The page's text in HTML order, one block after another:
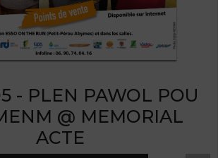
- PLEN PAWOL POU
@ MEMORIAL
ACTE